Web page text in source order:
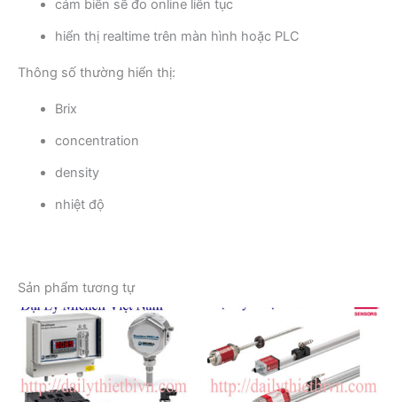
cảm biến sẽ đo online liên tục
hiển thị realtime trên màn hình hoặc PLC
Thông số thường hiển thị:
Brix
concentration
density
nhiệt độ
Sản phẩm tương tự